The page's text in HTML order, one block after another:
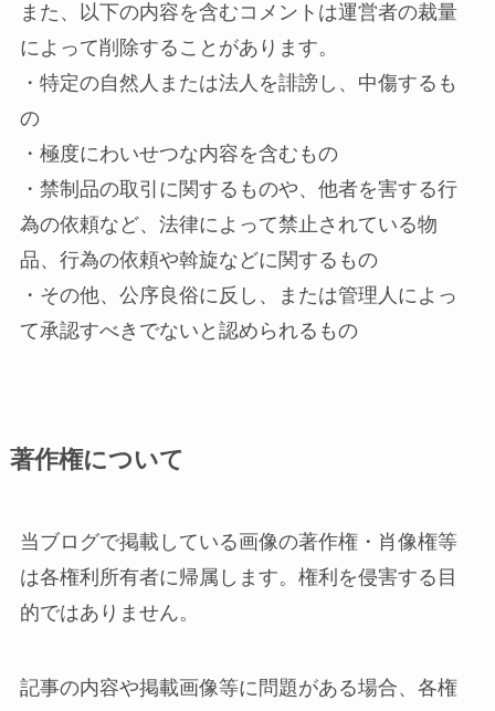
また、以下の内容を含むコメントは運営者の裁量
によって削除することがあります。
・特定の自然人または法人を誹謗し、中傷するも
の
・極度にわいせつな内容を含むもの
・禁制品の取引に関するものや、他者を害する行
為の依頼など、法律によって禁止されている物
品、行為の依頼や斡旋などに関するもの
・その他、公序良俗に反し、または管理人によっ
て承認すべきでないと認められるもの
著作権について
当ブログで掲載している画像の著作権・肖像権等
は各権利所有者に帰属します。権利を侵害する目
的ではありません。
記事の内容や掲載画像等に問題がある場合、各権